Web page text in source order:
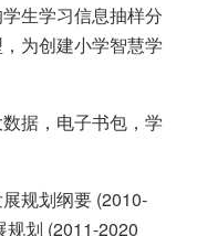
生学习信息抽样分
为创建小学智慧学
据，电子书包，学
规划纲要 (2010-
划 (2011-2020